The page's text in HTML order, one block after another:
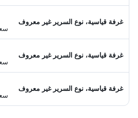
غرفة قياسية، نوع السرير غير معروف
غرفة قياسية، نوع السرير غير معروف
غرفة قياسية، نوع السرير غير معروف